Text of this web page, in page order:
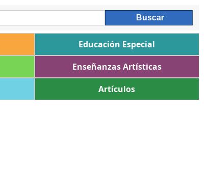
Educación Especial
Enseñanzas Artísticas
Artículos